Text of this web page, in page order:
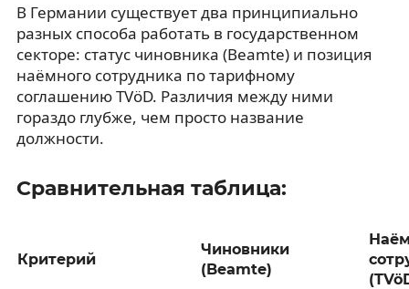
В Германии существует два принципиально
разных способа работать в государственном
секторе: статус чиновника (Beamte) и позиция
наёмного сотрудника по тарифному
соглашению TVöD. Различия между ними
гораздо глубже, чем просто название
должности.
Сравнительная таблица:
Критерий
Чиновники
(Beamte)